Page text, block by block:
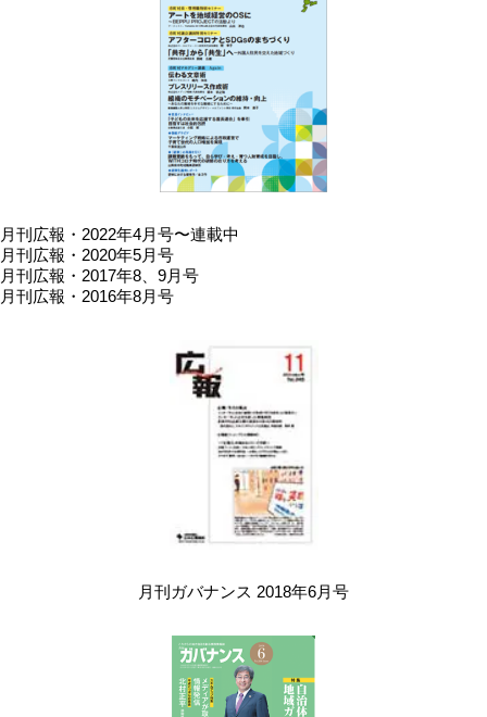
月刊広報・2022年4月号〜連載中
月刊広報・2020年5月号
月刊広報・2017年8、9月号
月刊広報・2016年8月号
月刊ガバナンス 2018年6月号